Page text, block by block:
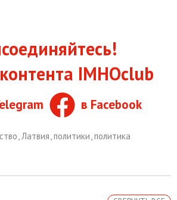
IMHOclub
в Facebook
,Латвия,политики,политика